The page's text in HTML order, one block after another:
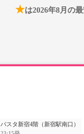
★は2026年8月の
バスタ新宿4階（新宿駅南口）